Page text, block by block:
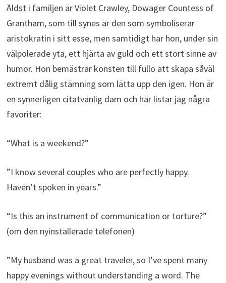
Äldst i familjen är Violet Crawley, Dowager Countess of
Grantham, som till synes är den som symboliserar
aristokratin i sitt esse, men samtidigt har hon, under sin
välpolerade yta, ett hjärta av guld och ett stort sinne av
humor. Hon bemästrar konsten till fullo att skapa såväl
extremt dålig stämning som lätta upp den igen. Hon är
en synnerligen citatvänlig dam och här listar jag några
favoriter:
“What is a weekend?”
”I know several couples who are perfectly happy.
Haven’t spoken in years.”
“Is this an instrument of communication or torture?”
(om den nyinstallerade telefonen)
”My husband was a great traveler, so I’ve spent many
happy evenings without understanding a word. The